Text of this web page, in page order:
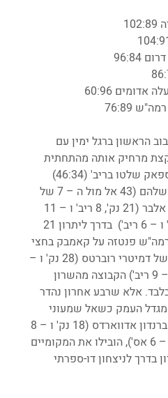
60:96
76:89
הראשון ברגל ימין עם
מרחיק אותה מהתחתית
הצמודה. חניכיו של מאור ספאק שלטו בריב' (46:34)
וקיבלו ערב נהדר מהספסל שלהם (43 אל מול ה – 7 של
פנטזה על קאמבק בחצי
השני ועם רבע שלישי טוב של דמיטרי רוברטס (28 נק' ו –
8 אס') ואיירה לי (12 נק' ו – 9 ריב') הקבוצה מהשרון
5 הפרש בלבד. אלא שרבע אחרון נהדר
העמק כשאל שמעוני
ריב') וניב למפרט (13 נק' ו – 6 אס'), הובילו את המקומיים
בדרך לניצחון דו-ספרתי